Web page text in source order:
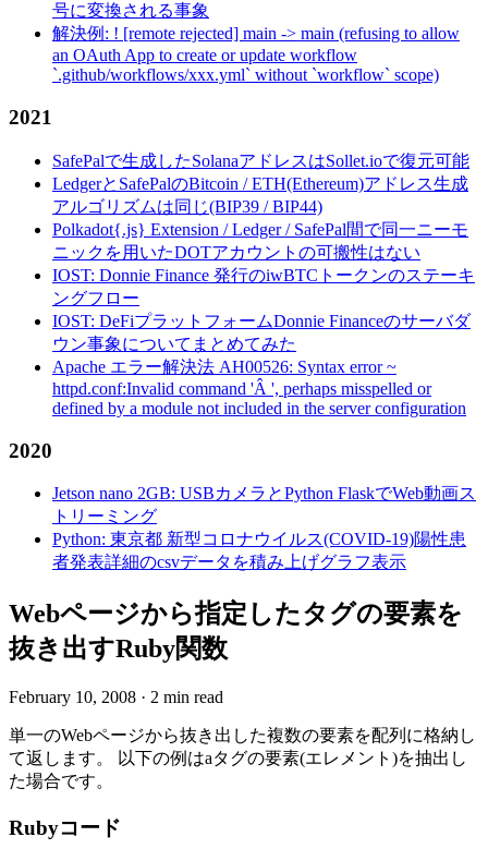
号に変換される事象
解決例: ! [remote rejected] main -> main (refusing to allow
an OAuth App to create or update workflow
`.github/workflows/xxx.yml` without `workflow` scope)
2021
SafePalで生成したSolanaアドレスはSollet.ioで復元可能
LedgerとSafePalのBitcoin / ETH(Ethereum)アドレス生成
アルゴリズムは同じ(BIP39 / BIP44)
Polkadot{.js} Extension / Ledger / SafePal間で同一ニーモ
ニックを用いたDOTアカウントの可搬性はない
IOST: Donnie Finance 発行のiwBTCトークンのステーキ
ングフロー
IOST: DeFiプラットフォームDonnie Financeのサーバダ
ウン事象についてまとめてみた
Apache エラー解決法 AH00526: Syntax error ~
httpd.conf:Invalid command 'Â ', perhaps misspelled or
defined by a module not included in the server configuration
2020
Jetson nano 2GB: USBカメラとPython FlaskでWeb動画ス
トリーミング
Python: 東京都 新型コロナウイルス(COVID-19)陽性患
者発表詳細のcsvデータを積み上げグラフ表示
Webページから指定したタグの要素を
抜き出すRuby関数
February 10, 2008 · 2 min read
単一のWebページから抜き出した複数の要素を配列に格納し
て返します。 以下の例はaタグの要素(エレメント)を抽出し
た場合です。
Rubyコード